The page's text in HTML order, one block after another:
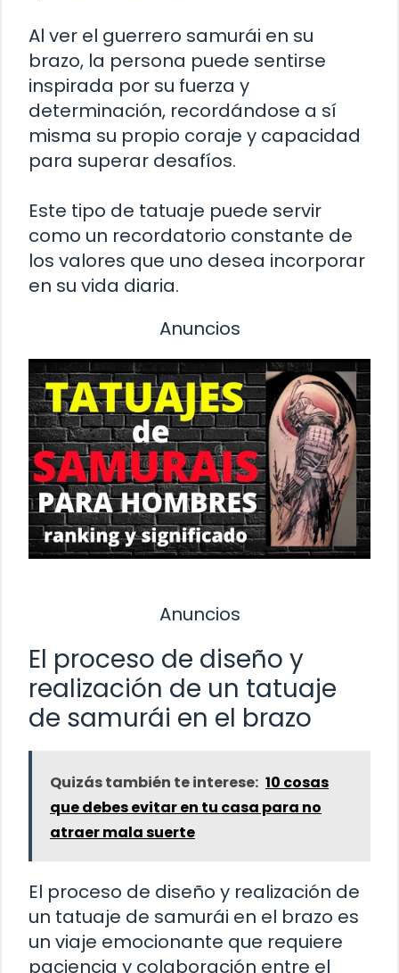
Al ver el guerrero samurái en su
brazo, la persona puede sentirse
inspirada por su fuerza y
determinación, recordándose a sí
misma su propio coraje y capacidad
para superar desafíos.
Este tipo de tatuaje puede servir
como un recordatorio constante de
los valores que uno desea incorporar
en su vida diaria.
Anuncios
Anuncios
El proceso de diseño y
realización de un tatuaje
de samurái en el brazo
Quizás también te interese: 10 cosas
que debes evitar en tu casa para no
atraer mala suerte
El proceso de diseño y realización de
un tatuaje de samurái en el brazo es
un viaje emocionante que requiere
paciencia y colaboración entre el